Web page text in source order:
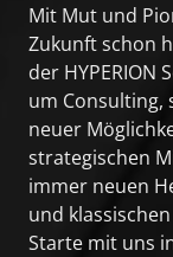
Mit Mut und
Zukunft schon
der
um Consulting,
neuer
strategischen
immer neuen
und
Starte mit uns